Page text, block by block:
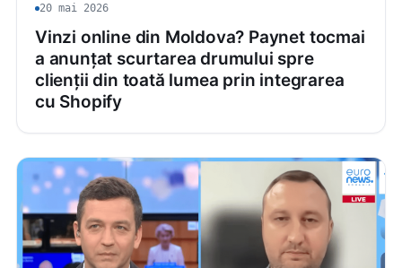
20 mai 2026
Vinzi online din Moldova? Paynet tocmai
a anunțat scurtarea drumului spre
clienții din toată lumea prin integrarea
cu Shopify